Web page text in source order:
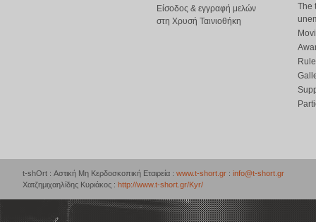
Είσοδος & εγγραφή μελών
στη Χρυσή Ταινιοθήκη
The
t-shOrt : Αστική Μη Κερδοσκοπική Εταιρεία : www.t-short.gr : info@t-short.gr
Χατζημιχαηλίδης Κυριάκος : http://www.t-short.gr/Kyr/